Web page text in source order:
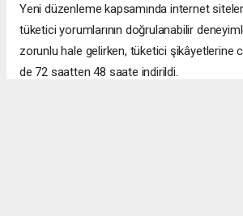
Yeni düzenleme kapsamında internet
tüketici yorumlarının doğrulanabilir
zorunlu hale gelirken, tüketici şikâyetlerine
de 72 saatten 48 saate indirildi.